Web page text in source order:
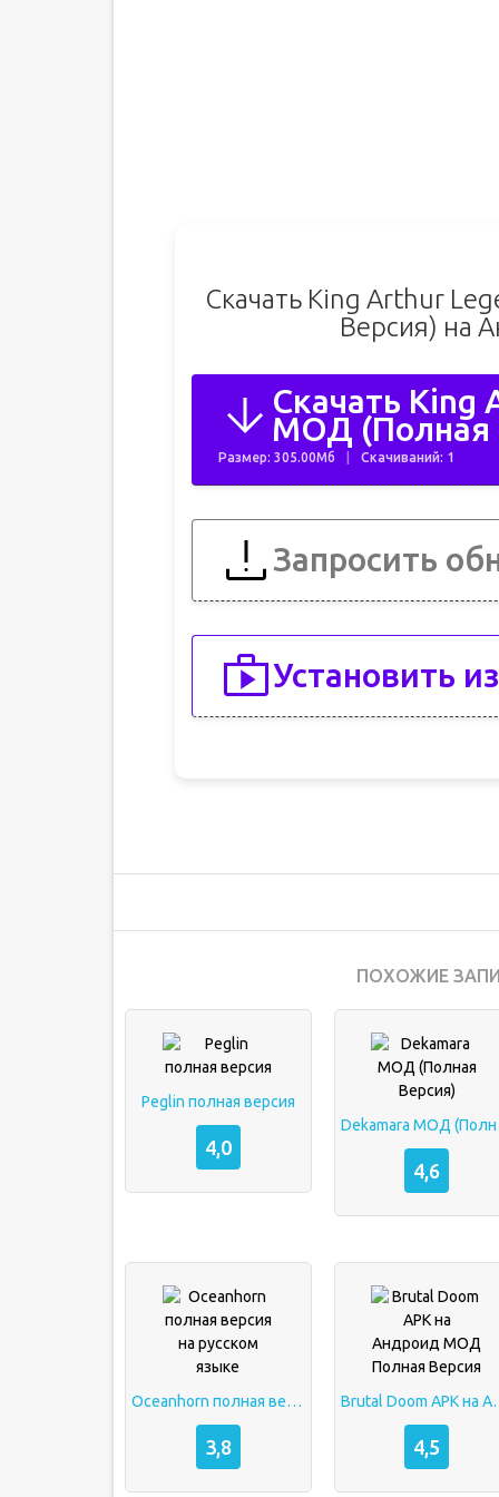
Скачать King Arthur
Версия) на
Скачать King
МОД (Полная
Размер: 305.00Мб Скачиваний: 1
Запросить
Установить
ПОХОЖИЕ
Peglin полная версия
4,0
4,6
Oceanhorn полная версия на русском языке
3,8
Brutal Doom
4,5